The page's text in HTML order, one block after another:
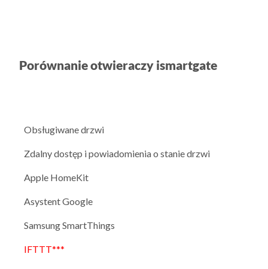
Porównanie otwieraczy ismartgate
Obsługiwane drzwi
Zdalny dostęp i powiadomienia o stanie drzwi
Apple HomeKit
Asystent Google
Samsung SmartThings
IFTTT***